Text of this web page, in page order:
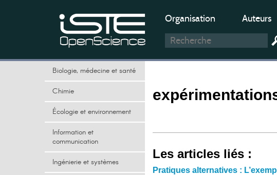
Organisation Auteurs
Biologie, médecine et santé
Chimie
Écologie et environnement
Information et
communication
Ingénierie et systèmes
Les articles liés :
Pratiques alternatives :